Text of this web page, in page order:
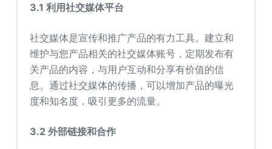
3.1 利用社交媒体平台
社交媒体是宣传和推广产品的有力工具。建立和
维护与您产品相关的社交媒体账号，定期发布有
关产品的内容，与用户互动和分享有价值的信
息。通过社交媒体的传播，可以增加产品的曝光
度和知名度，吸引更多的流量。
3.2 外部链接和合作